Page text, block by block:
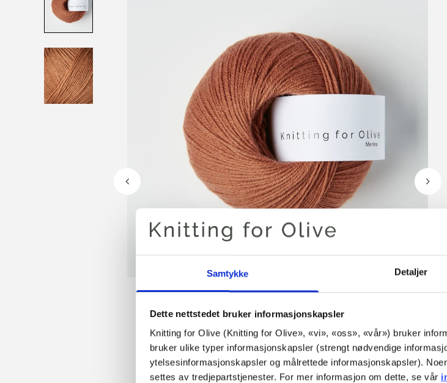
Samtykke Detaljer
Dette nettstedet bruker informasjonskapsler
Knitting for Olive (Knitting for Olive», «vi», «oss», «vår») bruker
bruker ulike typer informasjonskapsler (strengt nødvendige
ytelsesinformasjonskapsler og målrettede informasjonskapsler).
settes av tredjepartstjenester. For mer informasjon om dette, se vår